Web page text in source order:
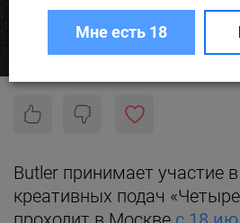
«Четыре стихии»
Butler принимает участие
креативных подач
Мне есть 18